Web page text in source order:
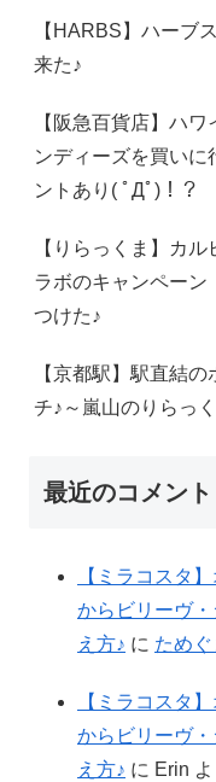
【HARBS】ハーブ
来た♪
【阪急百貨店】ハ
ンディーズを買い
ントあり( ﾟДﾟ)！？
【りらっくま】カ
ラボのキャンペー
つけた♪
【京都駅】駅直結
チ♪～嵐山のりらっ
最近のコメント
【ミラコスタ
からビリーヴ
え方♪ に ためぐ
【ミラコスタ
からビリーヴ
え方♪ に Erin よ